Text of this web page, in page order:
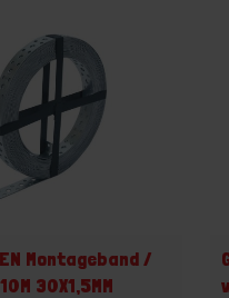
Montageband /
30X1,5MM